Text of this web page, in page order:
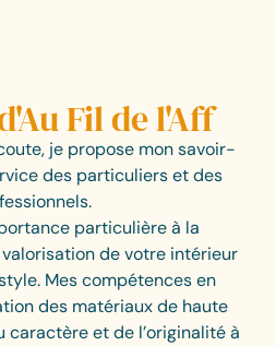
Fil de l'Aff
je propose mon savoir-
des particuliers et des
particulière à la
de votre intérieur
Mes compétences en
des matériaux de haute
et de l’originalité à